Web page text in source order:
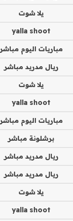
يلا شوت
yalla shoot
مباريات اليوم مباشر
ريال مدريد مباشر
يلا شوت
yalla shoot
مباريات اليوم مباشر
برشلونة مباشر
ريال مدريد مباشر
ريال مدريد مباشر
يلا شوت
yalla shoot